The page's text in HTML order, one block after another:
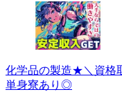
化学品の製造★＼資格
単身寮あり◎